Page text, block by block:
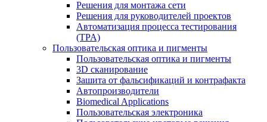
Решения для монтажа сети
Решения для руководителей проектов
Автоматизация процесса тестирования
(TPA)
Пользовательская оптика и пигменты
Пользовательская оптика и пигменты
3D сканирование
Зашита от фальсификаций и контрафакта
Автопроизводители
Biomedical Applications
Пользовательская электроника